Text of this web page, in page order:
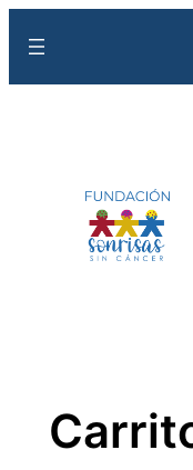
contenido